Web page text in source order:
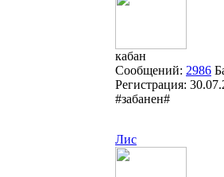
кабан
Сообщений: 2986
Регистрация:
#забанен#
Лис